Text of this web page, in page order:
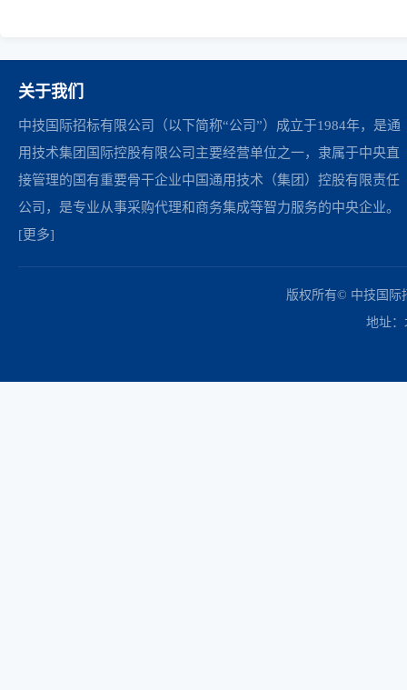
关于我们
中技国际招标有限公司（以下简称“公司”）成立于1984年，是通
用技术集团国际控股有限公司主要经营单位之一，隶属于中央直
接管理的国有重要骨干企业中国通用技术（集团）控股有限责任
公司，是专业从事采购代理和商务集成等智力服务的中央企业。
[更多]
版权所有© 中技国际
地址：